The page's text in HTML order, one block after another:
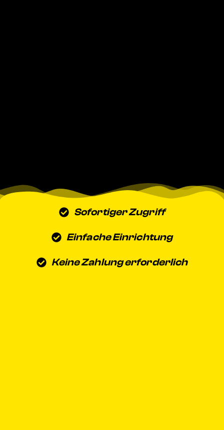
Sofortiger Zugriff
Einfache Einrichtung
Keine Zahlung erforderlich